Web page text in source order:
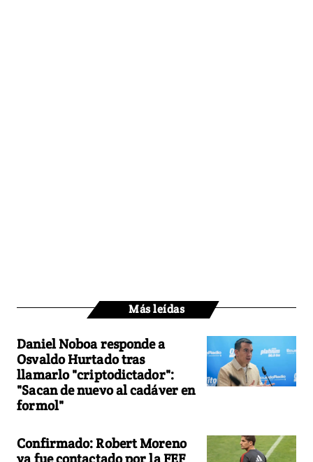
Más leídas
Daniel Noboa responde a
Osvaldo Hurtado tras
llamarlo "criptodictador":
"Sacan de nuevo al cadáver en
formol"
Confirmado: Robert Moreno
ya fue contactado por la FEF